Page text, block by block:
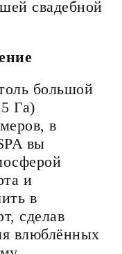
свадебной
большой
Га)
в
вы
и
в
сделав
влюблённых